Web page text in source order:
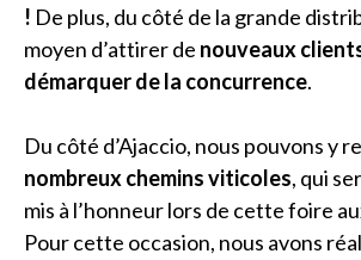
! De plus, du côté de la grande
moyen d’attirer de nouveaux
démarquer de la concurrence.
Du côté d’Ajaccio, nous pouvons y
nombreux chemins viticoles, qui
mis à l’honneur lors de cette foire
Pour cette occasion, nous avons